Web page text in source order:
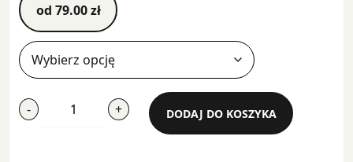
od 79.00zł
- + DODAJ DO KOSZYKA